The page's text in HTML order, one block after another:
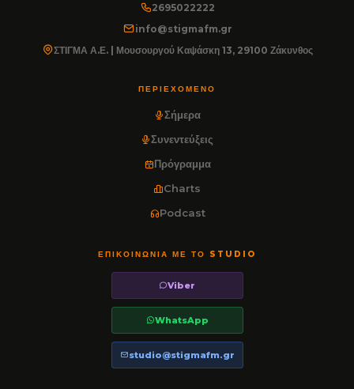
2695022222
info@stigmafm.gr
ΣΤΙΓΜΑ Α.Ε. | Μουσουργού Καψάσκη 13, 29100 Ζάκυνθος
ΠΕΡΙΕΧΌΜΕΝΟ
Σήμερα
Συνεντεύξεις
Πρόγραμμα
Charts
Podcast
ΕΠΙΚΟΙΝΩΝΊΑ ΜΕ ΤΟ STUDIO
Viber
WhatsApp
studio@stigmafm.gr